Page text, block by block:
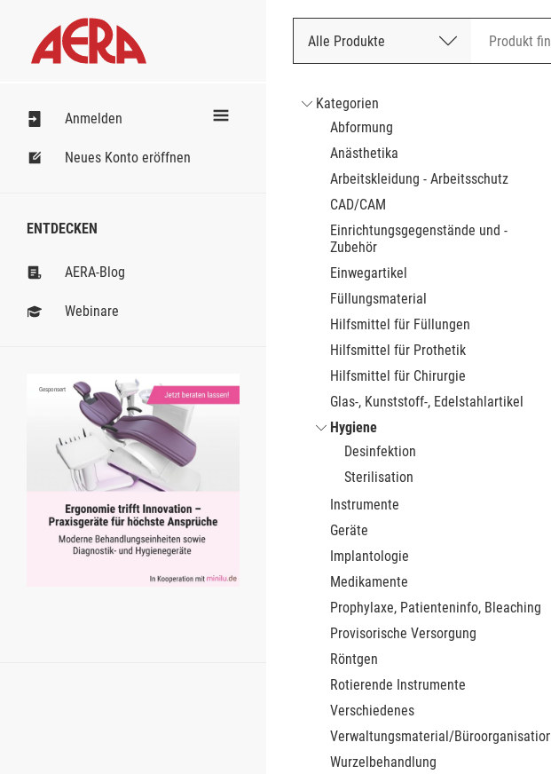
Alle Produkte
Nach Bestellnummer
Anmelden
Neues Konto eröffnen
ENTDECKEN
AERA-Blog
Webinare
Gesponsert
Kategorien
Abformung
Anästhetika
Arbeitskleidung - Arbeitsschutz
CAD/CAM
Einrichtungsgegenstände und -
Zubehör
Einwegartikel
Füllungsmaterial
Hilfsmittel für Füllungen
Hilfsmittel für Prothetik
Hilfsmittel für Chirurgie
Glas-, Kunststoff-, Edelstahlartikel
Hygiene
Desinfektion
Sterilisation
Instrumente
Geräte
Implantologie
Medikamente
Prophylaxe, Patienteninfo, Bleaching
Provisorische Versorgung
Röntgen
Rotierende Instrumente
Verschiedenes
Verwaltungsmaterial/Büroorganisation
Wurzelbehandlung